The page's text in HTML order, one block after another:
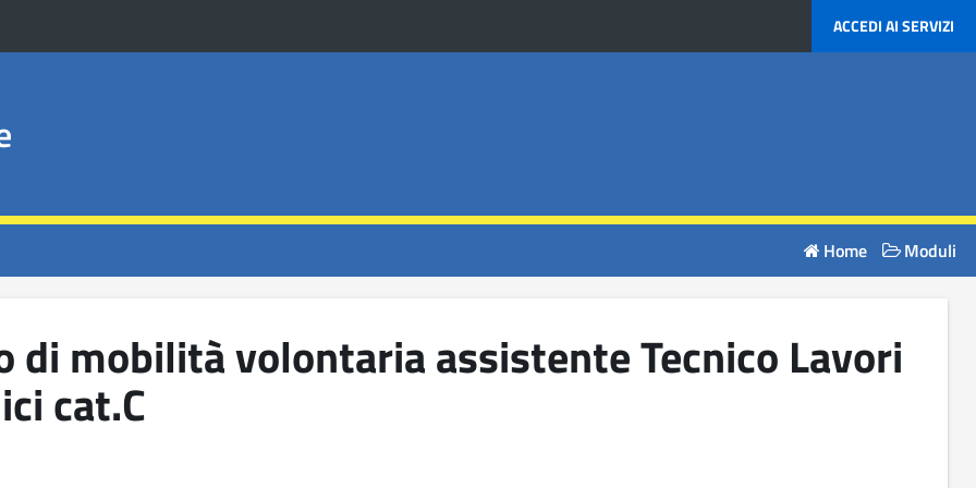
ACCEDI AI SERVIZI
Home Moduli
di mobilità volontaria assistente Tecnico Lavori
cat.C